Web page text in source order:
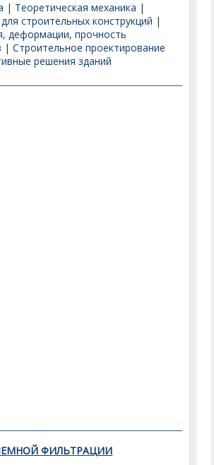
| Теоретическая механика |
строительных конструкций |
деформации, прочность
|Строительное проектирование
решения зданий
ФИЛЬТРАЦИИ